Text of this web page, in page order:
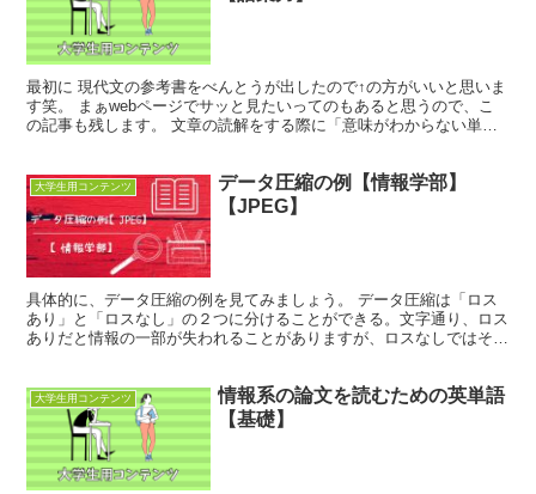
最初に 現代文の参考書をべんとうが出したので↑の方がいいと思いま
す笑。 まぁwebページでサッと見たいってのもあると思うので、こ
の記事も残します。 文章の読解をする際に「意味がわからない単
大学生用コンテンツ
データ圧縮の例【情報学部】
【JPEG】
具体的に、データ圧縮の例を見てみましょう。 データ圧縮は「ロス
あり」と「ロスなし」の２つに分けることができる。文字通り、ロス
ありだと情報の一部が失われることがありますが、ロスなしではそれ
大学生用コンテンツ
情報系の論文を読むための英単語
【基礎】